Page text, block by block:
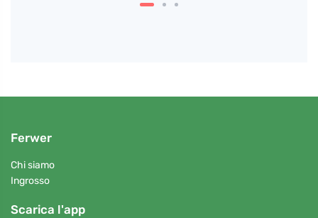
Ferwer
Chi siamo
Ingrosso
Scarica l'app